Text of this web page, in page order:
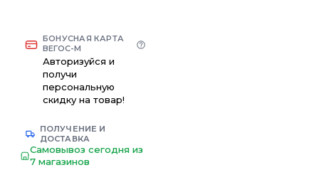
БОНУСНАЯ КАРТА
ВЕГОС-М
Авторизуйся и
получи
персональную
скидку на товар!
ПОЛУЧЕНИЕ И
ДОСТАВКА
Самовывоз сегодня из
7 магазинов